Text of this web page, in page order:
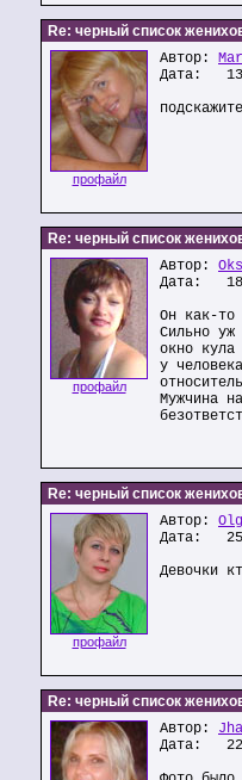
Re: черный список
профайл
Автор:
Дата:
Re: черный список
профайл
Автор:
Дата:
Он как-то
Сильно
окно кула
у
Мужчина
Re: черный список
профайл
Автор:
Дата:
Девочки
Re: черный список
Автор:
Дата: